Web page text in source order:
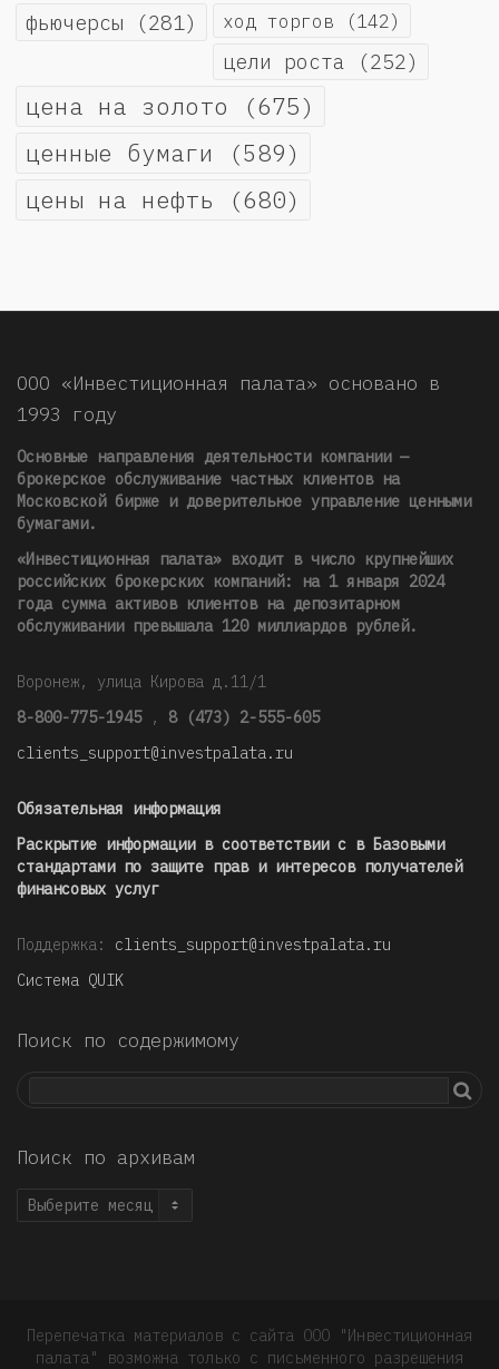
фьючерсы (281) ход торгов (142)
цели роста (252)
цена на золото (675)
ценные бумаги (589)
цены на нефть (680)
ООО «Инвестиционная палата» основано в
1993 году
Основные направления деятельности компании —
брокерское обслуживание частных клиентов на
Московской бирже и доверительное управление ценными
бумагами.
«Инвестиционная палата» входит в число крупнейших
российских брокерских компаний: на 1 января 2024
года сумма активов клиентов на депозитарном
обслуживании превышала 120 миллиардов рублей.
Воронеж, улица Кирова д.11/1
8-800-775-1945 , 8 (473) 2-555-605
clients_support@investpalata.ru
Обязательная информация
Раскрытие информации в соответствии с в Базовыми
стандартами по защите прав и интересов получателей
финансовых услуг
Поддержка: clients_support@investpalata.ru
Система QUIK
Поиск по содержимому
Поиск по архивам
Поиск
Перепечатка материалов с сайта ООО "Инвестиционная
палата" возможна только с письменного разрешения